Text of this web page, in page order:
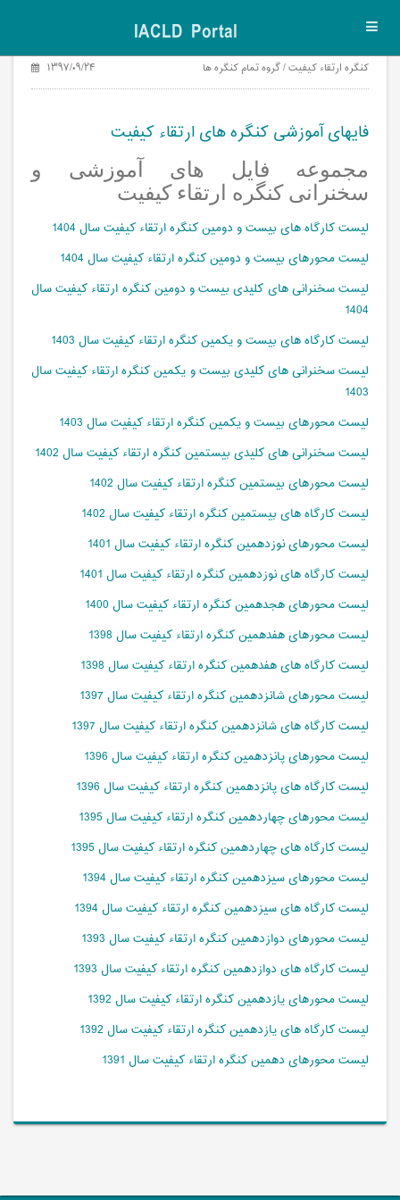
IACLD Portal
کنگره ارتقاء کیفیت / گروه تمام کنگره ها ۱۳۹۷/۰۹/۲۴
فایهای آموزشی کنگره های ارتقاء کیفیت
مجموعه فایل های آموزشی و
سخنرانی کنگره ارتقاء کیفیت
لیست کارگاه های بیست و دومین کنگره ارتقاء کیفیت سال 1404
لیست محورهای بیست و دومین کنگره ارتقاء کیفیت سال 1404
لیست سخنرانی های کلیدی بیست و دومین کنگره ارتقاء کیفیت سال
1404
لیست کارگاه های بیست و یکمین کنگره ارتقاء کیفیت سال 1403
لیست سخنرانی های کلیدی بیست و یکمین کنگره ارتقاء کیفیت سال
1403
لیست محورهای بیست و یکمین کنگره ارتقاء کیفیت سال 1403
لیست سخنرانی های کلیدی بیستمین کنگره ارتقاء کیفیت سال 1402
لیست محورهای بیستمین کنگره ارتقاء کیفیت سال 1402
لیست کارگاه های بیستمین کنگره ارتقاء کیفیت سال 1402
لیست محورهای نوزدهمین کنگره ارتقاء کیفیت سال 1401
لیست کارگاه های نوزدهمین کنگره ارتقاء کیفیت سال 1401
لیست محورهای هجدهمین کنگره ارتقاء کیفیت سال 1400
لیست محورهای هفدهمین کنگره ارتقاء کیفیت سال 1398
لیست کارگاه های هفدهمین کنگره ارتقاء کیفیت سال 1398
لیست محورهای شانزدهمین کنگره ارتقاء کیفیت سال 1397
لیست کارگاه های شانزدهمین کنگره ارتقاء کیفیت سال 1397
لیست محورهای پانزدهمین کنگره ارتقاء کیفیت سال 1396
لیست کارگاه های پانزدهمین کنگره ارتقاء کیفیت سال 1396
لیست محورهای چهاردهمین کنگره ارتقاء کیفیت سال 1395
لیست کارگاه های چهاردهمین کنگره ارتقاء کیفیت سال 1395
لیست محورهای سیزدهمین کنگره ارتقاء کیفیت سال 1394
لیست کارگاه های سیزدهمین کنگره ارتقاء کیفیت سال 1394
لیست محورهای دوازدهمین کنگره ارتقاء کیفیت سال 1393
لیست کارگاه های دوازدهمین کنگره ارتقاء کیفیت سال 1393
لیست محورهای یازدهمین کنگره ارتقاء کیفیت سال 1392
لیست کارگاه های یازدهمین کنگره ارتقاء کیفیت سال 1392
لیست محورهای دهمین کنگره ارتقاء کیفیت سال 1391